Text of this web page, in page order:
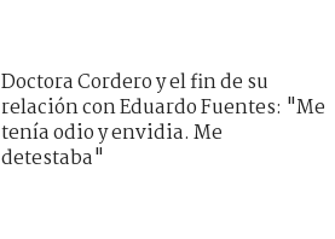
Doctora Cordero y el fin de su
relación con Eduardo Fuentes: "Me
tenía odio y envidia. Me
detestaba"